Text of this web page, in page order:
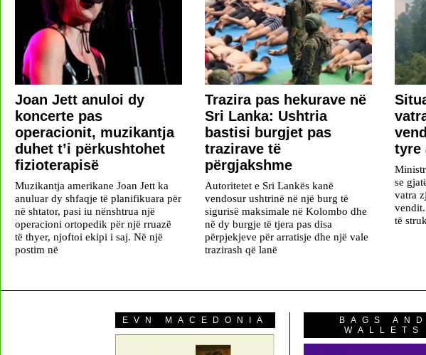
Joan Jett anuloi dy
koncerte pas
operacionit, muzikantja
duhet t’i përkushtohet
fizioterapisë
Muzikantja amerikane Joan Jett ka
anuluar dy shfaqje të planifikuara për
në shtator, pasi iu nënshtrua një
operacioni ortopedik për një rruazë
të thyer, njoftoi ekipi i saj. Në një
postim në
Trazira pas hekurave në
Sri Lanka: Ushtria
bastisi burgjet pas
trazirave të
përgjakshme
Autoritetet e Sri Lankës kanë
vendosur ushtrinë në një burg të
sigurisë maksimale në Kolombo dhe
në dy burgje të tjera pas disa
përpjekjeve për arratisje dhe një vale
trazirash që lanë
tyre
se
vatra
të
EVN MACEDONIA
BAGS AND
WALLETS